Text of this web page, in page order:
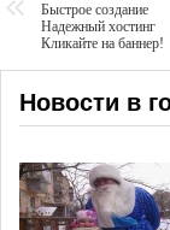
Быстрое создание
Надежный хостинг
Кликайте на баннер!
Новости в